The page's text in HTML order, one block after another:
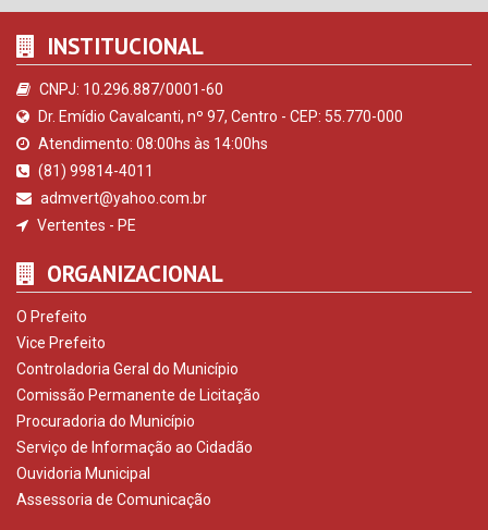
INSTITUCIONAL
CNPJ: 10.296.887/0001-60
Dr. Emídio Cavalcanti, nº 97, Centro - CEP: 55.770-000
Atendimento: 08:00hs às 14:00hs
(81) 99814-4011
admvert@yahoo.com.br
Vertentes - PE
ORGANIZACIONAL
O Prefeito
Vice Prefeito
Controladoria Geral do Município
Comissão Permanente de Licitação
Procuradoria do Município
Serviço de Informação ao Cidadão
Ouvidoria Municipal
Assessoria de Comunicação